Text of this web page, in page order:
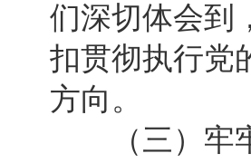
们深切体会到
扣贯彻执行党
方向。
（三）牢牢